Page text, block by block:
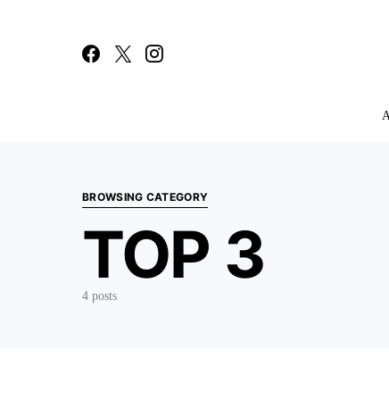
BROWSING CATEGORY
TOP 3
4 posts